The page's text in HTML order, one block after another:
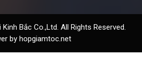
Bắc Co.,Ltd. All Rights Reserved.
by hopgiamtoc.net